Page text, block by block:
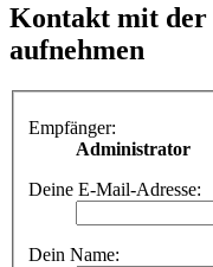
Kontakt mit
aufnehmen
Empfänger:
Administrator
Deine E-Mail-Adresse:
Dein Name: